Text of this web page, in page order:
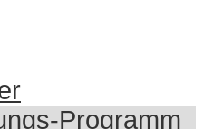
Programm